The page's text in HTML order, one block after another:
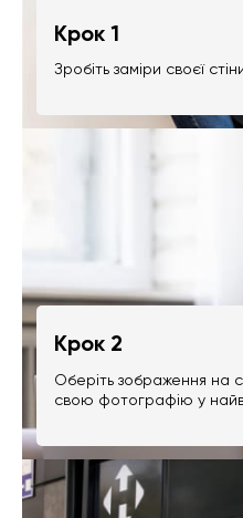
Крок 1
Зробіть заміри своєї
Крок 2
Оберіть зображення на
свою фотографію у